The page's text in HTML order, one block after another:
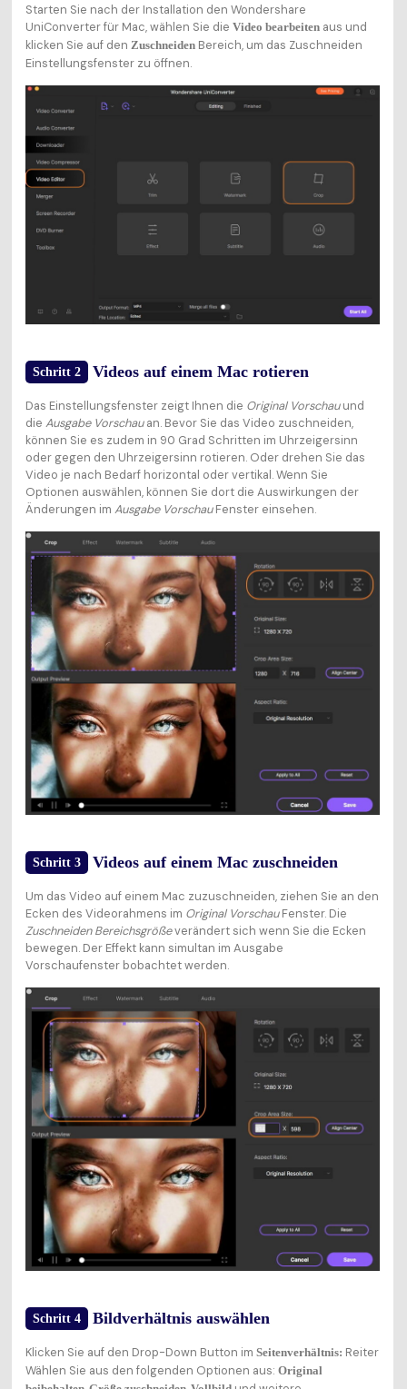
Starten Sie nach der Installation den Wondershare
UniConverter für Mac, wählen Sie die Video bearbeitenaus und
klicken Sie auf den ZuschneidenBereich, um das Zuschneiden
Einstellungsfenster zu öffnen.
Schritt 2 Videos auf einem Mac rotieren
Das Einstellungsfenster zeigt Ihnen die Original Vorschauund
die Ausgabe Vorschauan. Bevor Sie das Video zuschneiden,
können Sie es zudem in 90 Grad Schritten im Uhrzeigersinn
oder gegen den Uhrzeigersinn rotieren. Oder drehen Sie das
Video je nach Bedarf horizontal oder vertikal. Wenn Sie
Optionen auswählen, können Sie dort die Auswirkungen der
Änderungen im Ausgabe VorschauFenster einsehen.
Schritt 3 Videos auf einem Mac zuschneiden
Um das Video auf einem Mac zuzuschneiden, ziehen Sie an den
Ecken des Videorahmens im Original VorschauFenster. Die
Zuschneiden Bereichsgrößeverändert sich wenn Sie die Ecken
bewegen. Der Effekt kann simultan im Ausgabe
Vorschaufenster bobachtet werden.
Schritt 4 Bildverhältnis auswählen
Klicken Sie auf den Drop-Down Button im Seitenverhältnis: Reiter
Wählen Sie aus den folgenden Optionen aus: Original